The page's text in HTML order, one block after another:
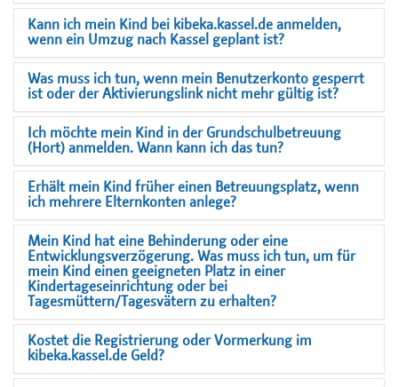
Kann ich mein Kind bei kibeka.kassel.de anmelden,
wenn ein Umzug nach Kassel geplant ist?
Was muss ich tun, wenn mein Benutzerkonto gesperrt
ist oder der Aktivierungslink nicht mehr gültig ist?
Ich möchte mein Kind in der Grundschulbetreuung
(Hort) anmelden. Wann kann ich das tun?
Erhält mein Kind früher einen Betreuungsplatz, wenn
ich mehrere Elternkonten anlege?
Mein Kind hat eine Behinderung oder eine
Entwicklungsverzögerung. Was muss ich tun, um für
mein Kind einen geeigneten Platz in einer
Kindertageseinrichtung oder bei
Tagesmüttern/Tagesvätern zu erhalten?
Kostet die Registrierung oder Vormerkung im
kibeka.kassel.de Geld?